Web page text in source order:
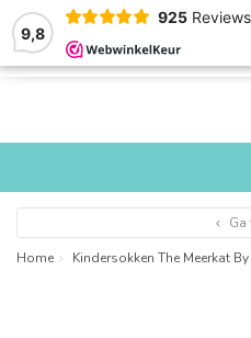
9,8
925 Reviews
MENU
Ga
Home
Kindersokken The Meerkat